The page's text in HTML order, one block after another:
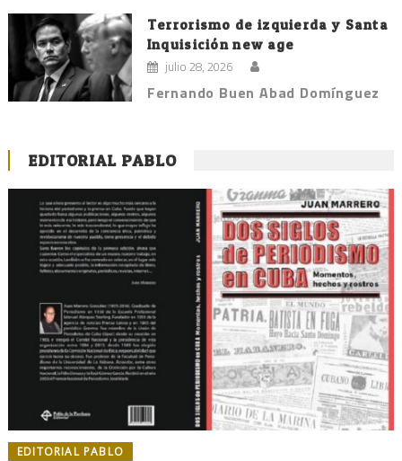
Terrorismo de izquierda y Santa
Inquisición new age
julio 28, 2026
Fernando Buen Abad Domínguez
EDITORIAL PABLO
EDITORIAL PABLO